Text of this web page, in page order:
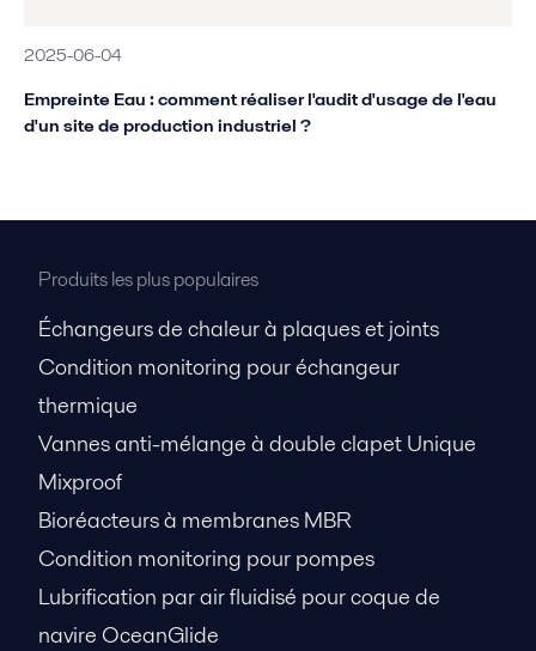
2025-06-04
Empreinte Eau : comment réaliser l'audit d'usage de l'eau
d'un site de production industriel ?
Produits les plus populaires
Échangeurs de chaleur à plaques et joints
Condition monitoring pour échangeur
thermique
Vannes anti-mélange à double clapet Unique
Mixproof
Bioréacteurs à membranes MBR
Condition monitoring pour pompes
Lubrification par air fluidisé pour coque de
navire OceanGlide